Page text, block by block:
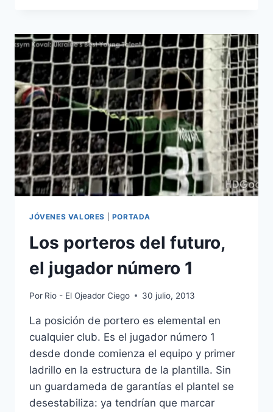
NUEVA
CORRIENTE.
LOW
COST,
ADAPTACIÓN
Y
RENDIMIENTO.
JÓVENES VALORES PORTADA
Los porteros del futuro,
el jugador número 1
Por Rio - El Ojeador Ciego 30 julio, 2013
La posición de portero es elemental en
cualquier club. Es el jugador número 1
desde donde comienza el equipo y primer
ladrillo en la estructura de la plantilla. Sin
un guardameda de garantías el plantel se
desestabiliza: ya tendrían que marcar